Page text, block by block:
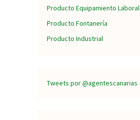
Producto Equipamiento Laboral
Producto Fontanería
Producto Industrial
Tweets por @agentescanarias